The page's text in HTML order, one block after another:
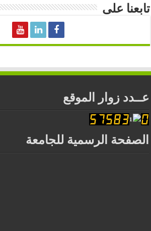
تابعنا على
عــدد زوار الموقع
الصفحة الرسمية للجامعة